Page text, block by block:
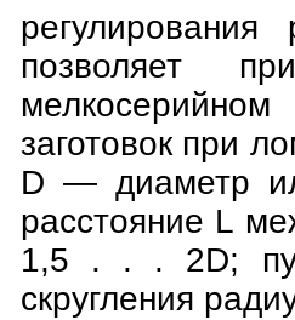
позволяет
заготовок при
D — диаметр
расстояние L
1,5 . . . 2D;
скругления